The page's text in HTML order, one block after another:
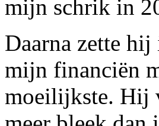
mijn schrik in
Daarna zette
mijn financiën
moeilijkste. Hij